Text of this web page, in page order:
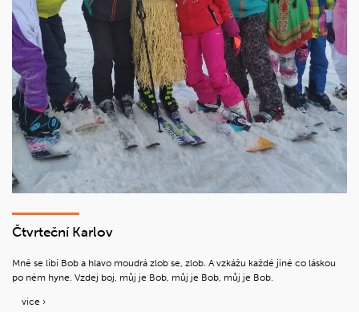
Čtvrteční Karlov
Mně se líbí Bob a hlavo moudrá zlob se, zlob. A vzkážu každé jiné co láskou
po něm hyne. Vzdej boj, můj je Bob, můj je Bob, můj je Bob.
více ›